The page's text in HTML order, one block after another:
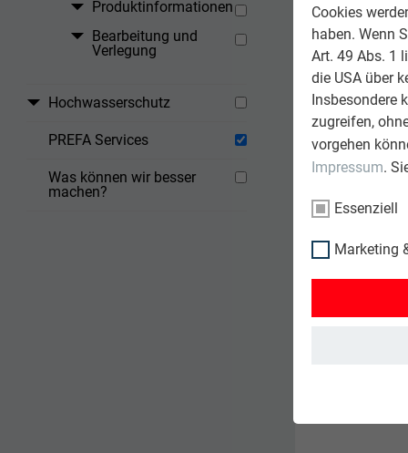
Cookies
haben. Wenn
Art. 49 Abs. 1
die USA über
Insbesondere
zugreifen,
vorgehen
Impressum.
Essenziell
Marketing
Produktinformationen
Bearbeitung und
Verlegung
Hochwasserschutz
PREFA Services
Was können wir besser
machen?